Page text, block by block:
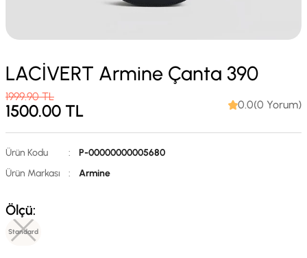
LACİVERT Armine Çanta 390
1999.90TL
1500.00 TL 0.0(0 Yorum)
Ürün Kodu :
P-00000000005680
Ürün Markası
: Armine
Ölçü:
Standard